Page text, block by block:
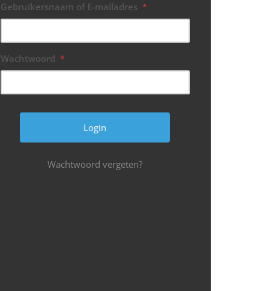
Gebruikersnaam of E-mailadres *
Wachtwoord *
Wachtwoord vergeten?